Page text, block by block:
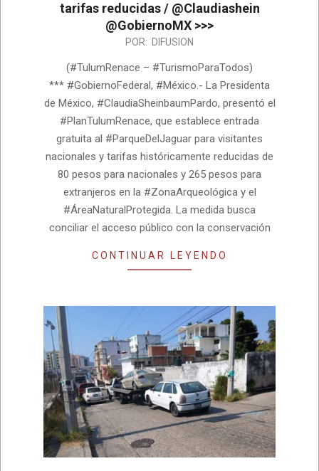
tarifas reducidas / @Claudiashein
@GobiernoMX >>>
POR: DIFUSION
(#TulumRenace – #TurismoParaTodos)
*** #GobiernoFederal, #México.- La Presidenta
de México, #ClaudiaSheinbaumPardo, presentó el
#PlanTulumRenace, que establece entrada
gratuita al #ParqueDelJaguar para visitantes
nacionales y tarifas históricamente reducidas de
80 pesos para nacionales y 265 pesos para
extranjeros en la #ZonaArqueológica y el
#ÁreaNaturalProtegida. La medida busca
conciliar el acceso público con la conservación
CONTINUAR LEYENDO